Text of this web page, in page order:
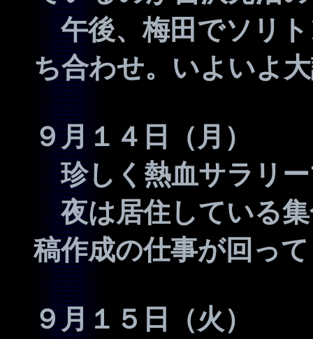
午後、梅田でソリ
ち合わせ。いよいよ
９月１４日（月）
珍しく熱血サラリ
夜は居住している
稿作成の仕事が回っ
９月１５日（火）